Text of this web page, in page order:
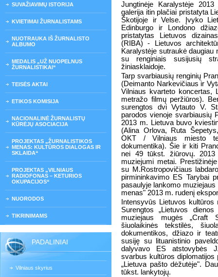
SUVAŽIAVIMŲ ISTORIJA
KVIETIMAI ŽURNALISTAMS
NUOTRAUKA IŠ ŽURNALISTO
ALBUMO
MEDALIS „UŽ NUOPELNUS
ŽURNALISTIKAI“
TEISĖS AKTAI
ETIKOS KOMISIJA
NACIONALINĖ ŽURNALISTŲ
KŪRĖJŲ ASOCIACIJA
PROJEKTAS „ŽURNALISTIKOS
MENAS: KULTŪROS DIALOGAS IR
SKLAIDA“
PROJEKTAS „VILNIAUS
RADIOFONAS – KETURIOS
OKUPACIJOS“
NUORODOS
TIKRINIMAMS
PADALINIAI
Vilniaus skyrius
Jungtinėje Karalystėje
galerija itin plačiai pristatyta
Škotijoje ir Velse. Įvyko
Edinburgo ir Londono
pristatytas Lietuvos
(RIBA) - Lietuvos
Karalystėje sutraukė daugiau
su renginiais susijusių
žiniasklaidoje.
Tarp svarbiausių renginių
(Deimanto Narkevičiaus ir
Vilniaus kvarteto koncertas,
metražo filmų peržiūros).
surengtos dvi Vytauto V.
parodos vienoje svarbiausių
2013 m. Lietuva buvo
(Alina Orlova, Ruta
OKT / Vilniaus miesto
dokumentika). Šie ir kiti
nei 49 tūkst. žiūrovų.
muziejumi metai.
su M.Rostropovičiaus
pirmininkavimo ES Tarybai
pasaulyje lankomo
menas" 2013 m. rudenį
Intensyvūs Lietuvos
Surengtos „Lietuvos
muziejaus mugės „Craft
šiuolaikinės tekstilės,
dokumentikos, džiazo ir
susiję su lituanistinio
dalyvavo ES atstovybės
svarbus kultūros diplomatijos
„Lietuva pašto dėžutėje".
tūkst. lankytojų.